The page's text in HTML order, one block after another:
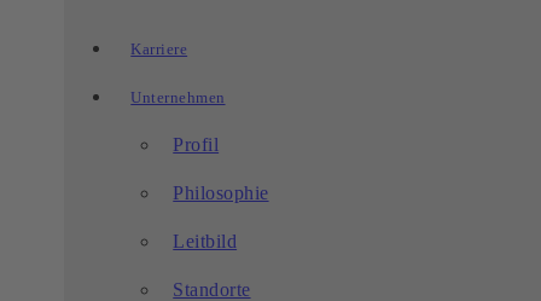
Karriere
Unternehmen
Profil
Philosophie
Leitbild
Standorte